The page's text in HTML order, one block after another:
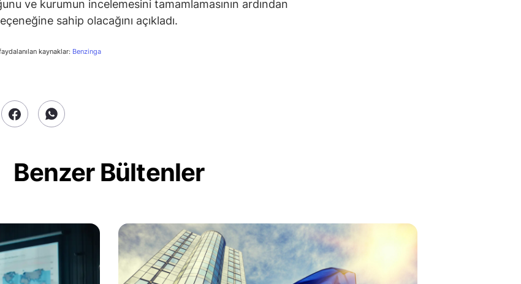
ve kurumun incelemesini tamamlamasının ardından
sahip olacağını açıkladı.
kaynaklar: Benzinga
Benzer Bültenler